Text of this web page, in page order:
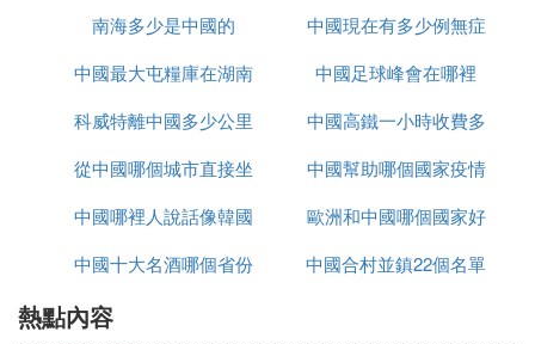
要多久
南海多少是中國的
中國現在有多少例無症
狀感染者
中國最大屯糧庫在湖南
哪裡
中國足球峰會在哪裡
科威特離中國多少公里
中國高鐵一小時收費多
少
從中國哪個城市直接坐
大巴去越南
中國幫助哪個國家疫情
中國哪裡人說話像韓國
話
歐洲和中國哪個國家好
玩
中國十大名酒哪個省份
中國合村並鎮22個名單
熱點內容